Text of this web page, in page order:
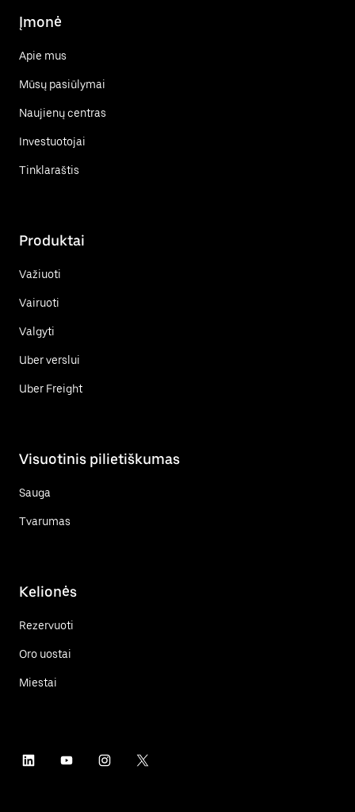
Įmonė
Apie mus
Mūsų pasiūlymai
Naujienų centras
Investuotojai
Tinklaraštis
Produktai
Važiuoti
Vairuoti
Valgyti
Uber verslui
Uber Freight
Visuotinis pilietiškumas
Sauga
Tvarumas
Kelionės
Rezervuoti
Oro uostai
Miestai